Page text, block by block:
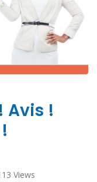
Avis !
Views